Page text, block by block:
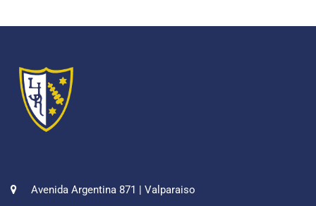
Avenida Argentina 871 | Valparaiso